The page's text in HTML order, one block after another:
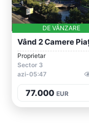
DE VÂNZARE
Proprietar
Sector 3
azi-05:47
77.000 EUR